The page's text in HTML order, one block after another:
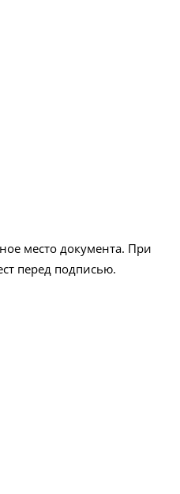
место документа. При
перед подписью.